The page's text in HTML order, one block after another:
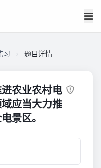
习 题目详情
农业农村电
应当大力推
景区。